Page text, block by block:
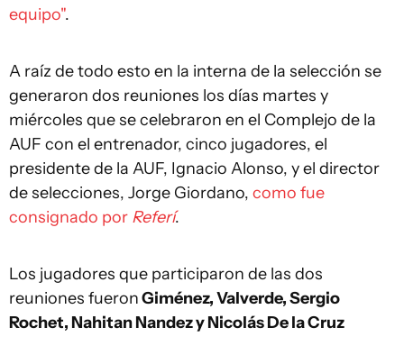
equipo".
A raíz de todo esto en la interna de la selección se
generaron dos reuniones los días martes y
miércoles que se celebraron en el Complejo de la
AUF con el entrenador, cinco jugadores, el
presidente de la AUF, Ignacio Alonso, y el director
de selecciones, Jorge Giordano, como fue
consignado por Referí.
Los jugadores que participaron de las dos
reuniones fueronGiménez, Valverde, Sergio
Rochet, Nahitan Nandez y Nicolás De la Cruz